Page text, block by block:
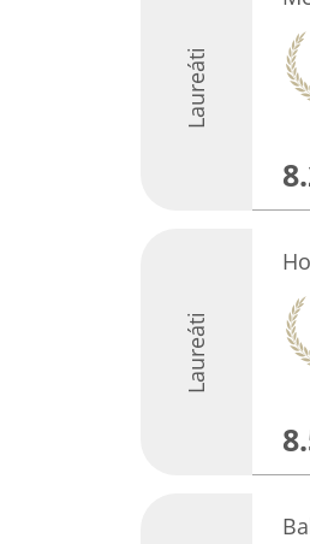
Laureáti
Laureáti